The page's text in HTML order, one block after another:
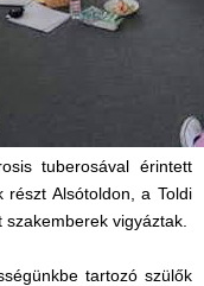
tuberosával érintett
részt Alsótoldon, a Toldi
vigyáztak.
tartozó szülők